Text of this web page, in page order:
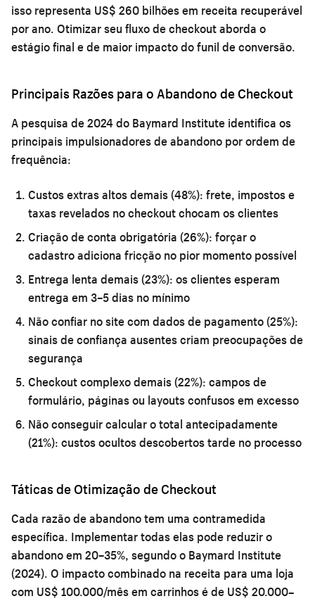
isso representa US$ 260 bilhões em receita recuperável
por ano. Otimizar seu fluxo de checkout aborda o
estágio final e de maior impacto do funil de conversão.
Principais Razões para o Abandono de Checkout
A pesquisa de 2024 do Baymard Institute identifica os
principais impulsionadores de abandono por ordem de
frequência:
Custos extras altos demais (48%): frete, impostos e
taxas revelados no checkout chocam os clientes
Criação de conta obrigatória (26%): forçar o
cadastro adiciona fricção no pior momento possível
Entrega lenta demais (23%): os clientes esperam
entrega em 3–5 dias no mínimo
Não confiar no site com dados de pagamento (25%):
sinais de confiança ausentes criam preocupações de
segurança
Checkout complexo demais (22%): campos de
formulário, páginas ou layouts confusos em excesso
Não conseguir calcular o total antecipadamente
(21%): custos ocultos descobertos tarde no processo
Táticas de Otimização de Checkout
Cada razão de abandono tem uma contramedida
específica. Implementar todas elas pode reduzir o
abandono em 20–35%, segundo o Baymard Institute
(2024). O impacto combinado na receita para uma loja
com US$ 100.000/mês em carrinhos é de US$ 20.000–